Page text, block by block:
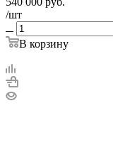
/шт
В корзину